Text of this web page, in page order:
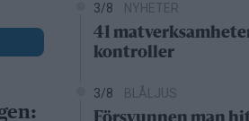
3/8 NYHETER
41
kontroller
3/8 BLÅLJUS